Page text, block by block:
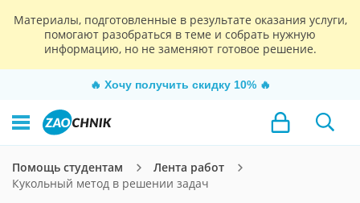
Материалы, подготовленные в результате оказания услуги,
помогают разобраться в теме и собрать нужную
информацию, но не заменяют готовое решение.
🔥 Хочу получить скидку 10% 🔥
Помощь студентам
Лента работ
Кукольный метод в решении задач